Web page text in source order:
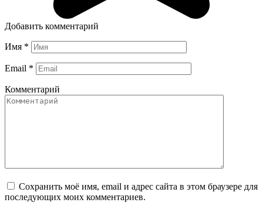
Добавить комментарий
Имя *
Email *
Комментарий
Сохранить моё имя, email и адрес сайта в этом браузере для
последующих моих комментариев.